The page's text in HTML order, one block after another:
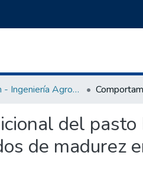
Titulación - Ingeniería Agronómica
del
de madurez